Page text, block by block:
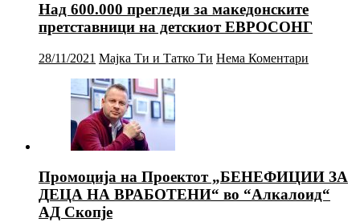
Над 600.000 прегледи за македонските
претставници на детскиот ЕВРОСОНГ
28/11/2021 Мајка Ти и Татко Ти Нема Коментари
Промоција на Проектот „БЕНЕФИЦИИ ЗА
ДЕЦА НА ВРАБОТЕНИ“ во “Алкалоид“
АД Скопје